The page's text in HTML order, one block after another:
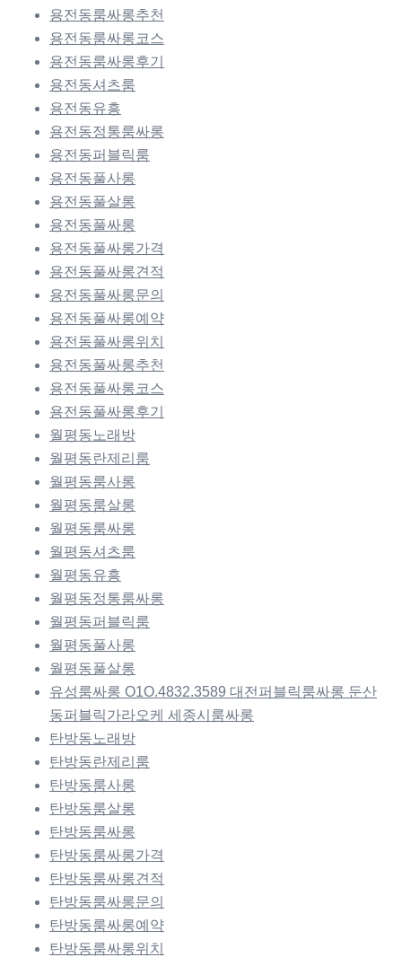
용전동룸싸롱추천
용전동룸싸롱코스
용전동룸싸롱후기
용전동셔츠룸
용전동유흥
용전동정통룸싸롱
용전동퍼블릭룸
용전동풀사롱
용전동풀살롱
용전동풀싸롱
용전동풀싸롱가격
용전동풀싸롱견적
용전동풀싸롱문의
용전동풀싸롱예약
용전동풀싸롱위치
용전동풀싸롱추천
용전동풀싸롱코스
용전동풀싸롱후기
월평동노래방
월평동란제리룸
월평동룸사롱
월평동룸살롱
월평동룸싸롱
월평동셔츠룸
월평동유흥
월평동정통룸싸롱
월평동퍼블릭룸
월평동풀사롱
월평동풀살롱
유성룸싸롱 O1O.4832.3589 대전퍼블릭룸싸롱 둔산
동퍼블릭가라오케 세종시룸싸롱
탄방동노래방
탄방동란제리룸
탄방동룸사롱
탄방동룸살롱
탄방동룸싸롱
탄방동룸싸롱가격
탄방동룸싸롱견적
탄방동룸싸롱문의
탄방동룸싸롱예약
탄방동룸싸롱위치